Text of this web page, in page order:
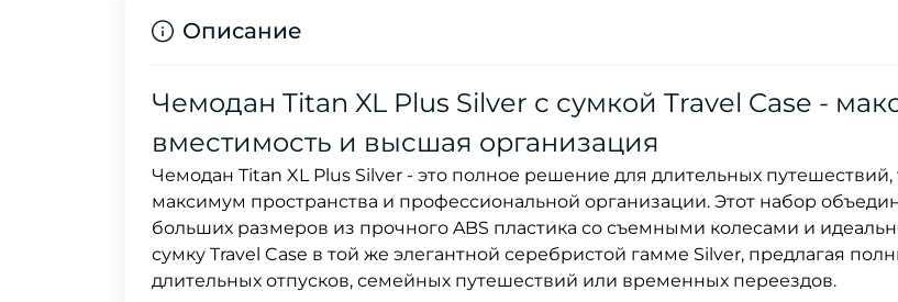
Описание
Чемодан Titan XL Plus Silver с сумкой Travel Case -
вместимость и высшая организация
Чемодан Titan XL Plus Silver - это полное решение для длительных
максимум пространства и профессиональной организации. Этот набор
больших размеров из прочного ABS пластика со съемными колесами и
сумку Travel Case в той же элегантной серебристой гамме Silver, предлагая
длительных отпусков, семейных путешествий или временных переездов.